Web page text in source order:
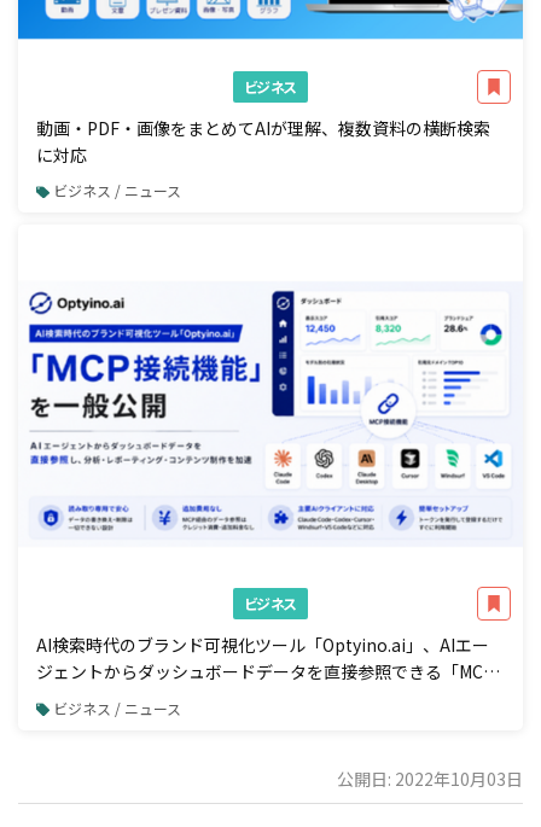
ビジネス
動画・PDF・画像をまとめてAIが理解、複数資料の横断検索
に対応
ビジネス / ニュース
ビジネス
AI検索時代のブランド可視化ツール「Optyino.ai」、AIエー
ジェントからダッシュボードデータを直接参照できる「MCP
接続」機能を一般公開
ビジネス / ニュース
公開日: 2022年10月03日